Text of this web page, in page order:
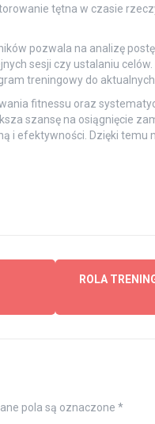
tętna w czasie
pozwala na analizę
sesji czy ustalaniu
treningowy do
fitnessu oraz
szansę na osiągnięcie
i efektywności. Dzięki temu
ROLA
pola są oznaczone *